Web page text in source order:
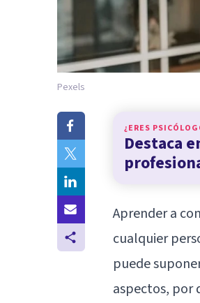
Pexels
¿ERES
Destaca
Aprender a
cualquier
puede
aspectos, por